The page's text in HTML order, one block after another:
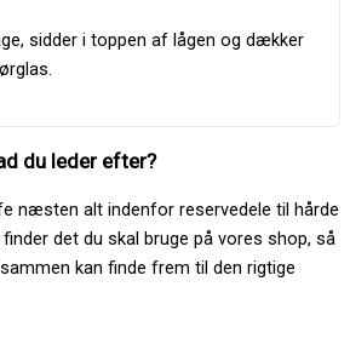
sidder i toppen af lågen og dækker
du leder efter?
næsten alt indenfor reservedele til hårde
finder det du skal bruge på vores shop, så
kan finde frem til den rigtige